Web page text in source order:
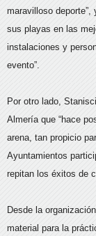
maravilloso
sus playas en las
instalaciones y
evento”.
Por otro lado,
Almería que “hace
arena, tan propicio
Ayuntamientos
repitan los éxitos de
Desde la
material para la